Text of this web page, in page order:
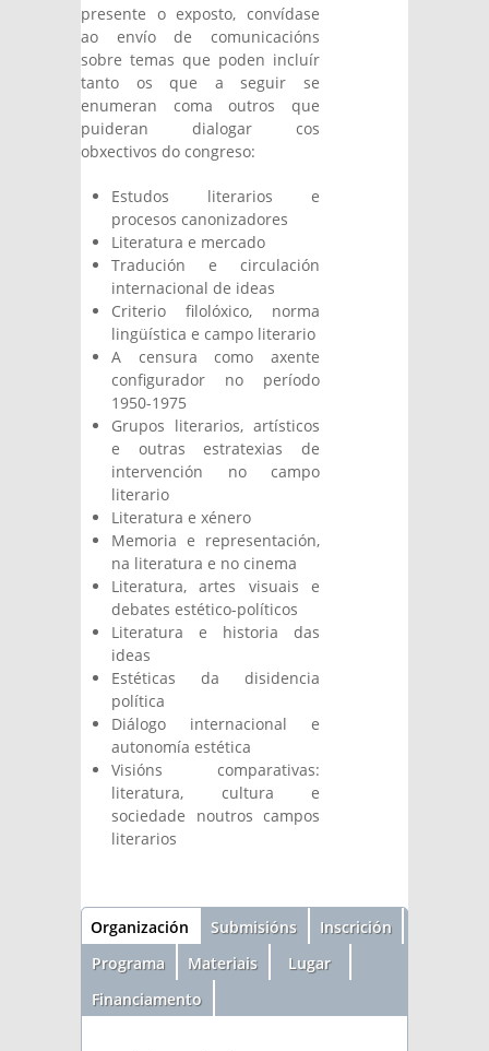
presente o exposto, convídase
ao envío de comunicacións
sobre temas que poden incluír
tanto os que a seguir se
enumeran coma outros que
puideran dialogar cos
obxectivos do congreso:
Estudos literarios e
procesos canonizadores
Literatura e mercado
Tradución e circulación
internacional de ideas
Criterio filolóxico, norma
lingüística e campo literario
A censura como axente
configurador no período
1950-1975
Grupos literarios, artísticos
e outras estratexias de
intervención no campo
literario
Literatura e xénero
Memoria e representación,
na literatura e no cinema
Literatura, artes visuais e
debates estético-políticos
Literatura e historia das
ideas
Estéticas da disidencia
política
Diálogo internacional e
autonomía estética
Visións comparativas:
literatura, cultura e
sociedade noutros campos
literarios
Sección
Organización
(active
tab)
Submisións
Inscrición
Programa
Materiais
Lugar
Financiamento